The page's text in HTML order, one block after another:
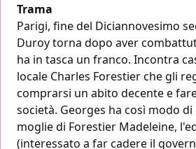
Trama
Parigi, fine del Diciannovesimo
Duroy torna dopo aver
ha in tasca un franco. Incontra
locale Charles Forestier che gli
comprarsi un abito decente e
società. Georges ha così modo di
moglie di Forestier Madeleine,
(interessato a far cadere il